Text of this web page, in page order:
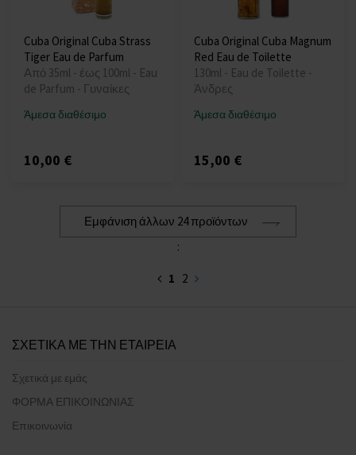
Cuba Original Cuba Strass
Tiger Eau de Parfum
Από 35ml - έως 100ml - Eau
de Parfum - Γυναίκες
Άμεσα διαθέσιμο
10,00 €
Cuba Original Cuba Magnum
Red Eau de Toilette
130ml - Eau de Toilette -
Άνδρες
Άμεσα διαθέσιμο
15,00 €
Εμφάνιση άλλων 24 προϊόντων
:
1 2
ΣΧΕΤΙΚΑ ΜΕ ΤΗΝ ΕΤΑΙΡΕΙΑ
Σχετικά με εμάς
ΦΟΡΜΑ ΕΠΙΚΟΙΝΩΝΙΑΣ
Επικοινωνία